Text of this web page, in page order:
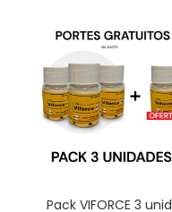
Pack VIFORCE 3 unid